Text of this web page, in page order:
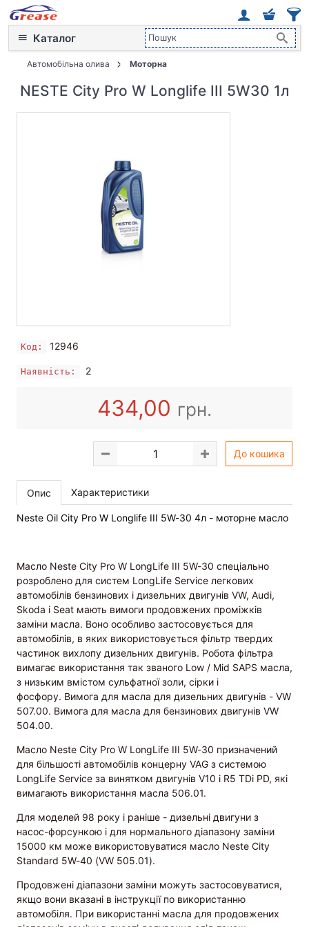
Каталог
Автомобільна олива Моторна
NESTE City Pro W Longlife III 5W30 1л
Код: 12946
Наявність: 2
434,00 грн.
До кошика
Опис Характеристики
Neste Oil City Pro W Longlife III 5W-30 4л - моторне масло
Масло Neste City Pro W LongLife III 5W-30 спеціально
розроблено для систем LongLife Service легкових
автомобілів бензинових і дизельних двигунів VW, Audi,
Skoda і Seat мають вимоги продовжених проміжків
заміни масла. Воно особливо застосовується для
автомобілів, в яких використовується фільтр твердих
частинок вихлопу дизельних двигунів. Робота фільтра
вимагає використання так званого Low / Mid SAPS масла,
з низьким вмістом сульфатної золи, сірки і
фосфору. Вимога для масла для дизельних двигунів - VW
507.00. Вимога для масла для бензинових двигунів VW
504.00.
Масло Neste City Pro W LongLife III 5W-30 призначений
для більшості автомобілів концерну VAG з системою
LongLife Service за винятком двигунів V10 і R5 TDi PD, які
вимагають використання масла 506.01.
Для моделей 98 року і раніше - дизельні двигуни з
насос-форсункою і для нормального діапазону заміни
15000 км може використовуватися масло Neste City
Standard 5W-40 (VW 505.01).
Продовжені діапазони заміни можуть застосовуватися,
якщо вони вказані в інструкції по використанню
автомобіля. При використанні масла для продовжених